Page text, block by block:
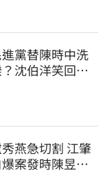
黨替陳時中洗
沈伯洋笑回：
急切割 江肇
案發時陳昱瑄